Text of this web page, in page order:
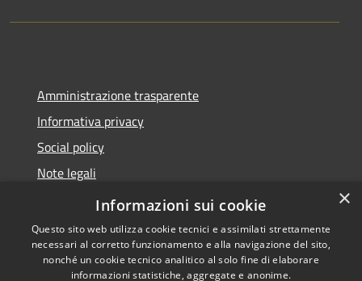
Amministrazione trasparente
Informativa privacy
Social policy
Note legali
Dichiarazione di accessibilità
×
Informazioni sui cookie
Questo sito web utilizza cookie tecnici e assimilati strettamente
necessari al corretto funzionamento e alla navigazione del sito,
nonché un cookie tecnico analitico al solo fine di elaborare
informazioni statistiche, aggregate e anonime.